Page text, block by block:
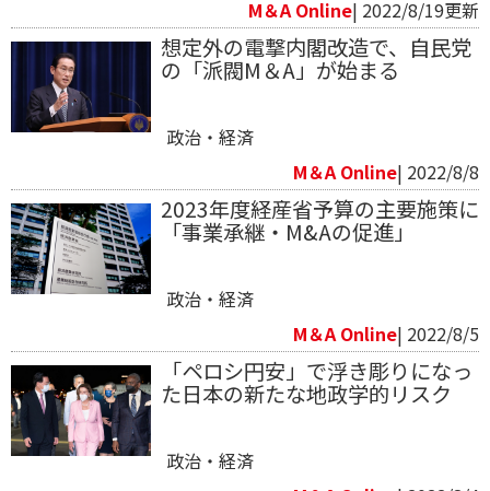
M＆A Online| 2022/8/19更新
想定外の電撃内閣改造で、自民党
の「派閥M＆A」が始まる
政治・経済
M＆A Online| 2022/8/8
2023年度経産省予算の主要施策に
「事業承継・M&Aの促進」
政治・経済
M＆A Online| 2022/8/5
「ペロシ円安」で浮き彫りになっ
た日本の新たな地政学的リスク
政治・経済